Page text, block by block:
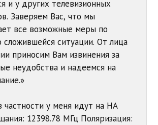
и у других телевизионных
Заверяем Вас, что мы
все возможные меры по
сложившейся ситуации. От лица
приносим Вам извинения за
неудобства и надеемся на
у меня идут на НА